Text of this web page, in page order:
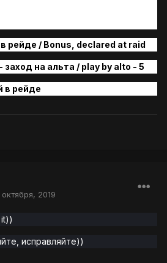
рейде / Bonus, declared at raid
на альта / play by alto - 5
в рейде
октября, 2019
исправляйте))